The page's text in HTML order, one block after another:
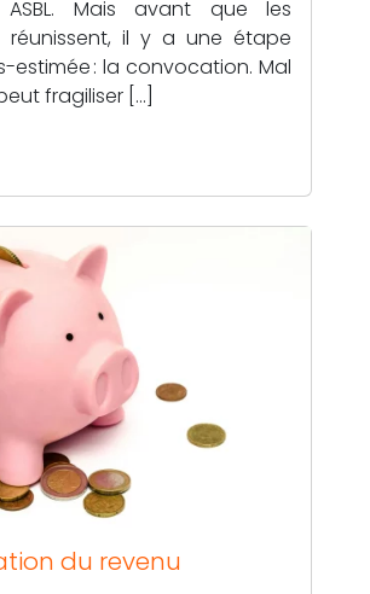
Mais avant que les
réunissent, il y a une étape
estimée : la convocation. Mal
fragiliser […]
du revenu